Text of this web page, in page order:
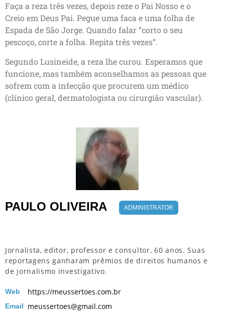
Faça a reza três vezes, depois reze o Pai Nosso e o
Creio em Deus Pai. Pegue uma faca e uma folha de
Espada de São Jorge. Quando falar “corto o seu
pescoço, corte a folha. Repita três vezes”.
Segundo Lusineide, a reza lhe curou. Esperamos que
funcione, mas também aconselhamos as pessoas que
sofrem com a infecção que procurem um médico
(clínico geral, dermatologista ou cirurgião vascular).
PAULO OLIVEIRA ADMINISTRATOR
Jornalista, editor, professor e consultor, 60 anos. Suas
reportagens ganharam prêmios de direitos humanos e
de jornalismo investigativo.
Web https://meussertoes.com.br
Email meussertoes@gmail.com